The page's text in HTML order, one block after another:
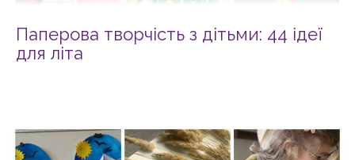
Паперова творчість з дітьми: 44 ідеї
для літа